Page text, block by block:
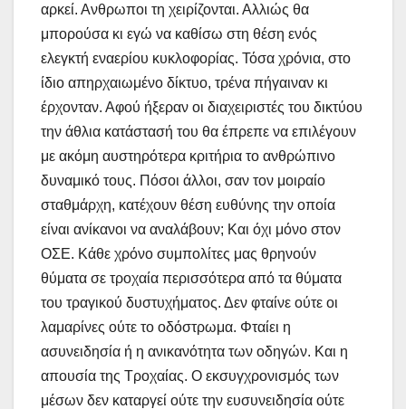
αρκεί. Ανθρωποι τη χειρίζονται. Αλλιώς θα
μπορούσα κι εγώ να καθίσω στη θέση ενός
ελεγκτή εναερίου κυκλοφορίας. Τόσα χρόνια, στο
ίδιο απηρχαιωμένο δίκτυο, τρένα πήγαιναν κι
έρχονταν. Αφού ήξεραν οι διαχειριστές του δικτύου
την άθλια κατάστασή του θα έπρεπε να επιλέγουν
με ακόμη αυστηρότερα κριτήρια το ανθρώπινο
δυναμικό τους. Πόσοι άλλοι, σαν τον μοιραίο
σταθμάρχη, κατέχουν θέση ευθύνης την οποία
είναι ανίκανοι να αναλάβουν; Και όχι μόνο στον
ΟΣΕ. Κάθε χρόνο συμπολίτες μας θρηνούν
θύματα σε τροχαία περισσότερα από τα θύματα
του τραγικού δυστυχήματος. Δεν φταίνε ούτε οι
λαμαρίνες ούτε το οδόστρωμα. Φταίει η
ασυνειδησία ή η ανικανότητα των οδηγών. Και η
απουσία της Τροχαίας. Ο εκσυγχρονισμός των
μέσων δεν καταργεί ούτε την ευσυνειδησία ούτε